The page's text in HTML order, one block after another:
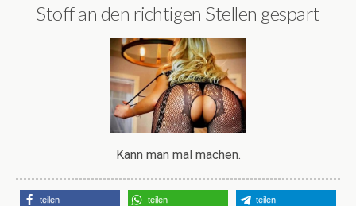
Stoff an den richtigen Stellen gespart
Kann man mal machen.
teilen teilen teilen